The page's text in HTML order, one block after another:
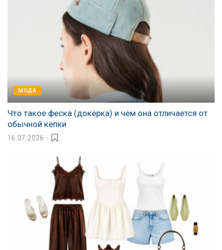
МОДА
Что такое феска (докерка) и чем она отличается от
обычной кепки
16.07.2026